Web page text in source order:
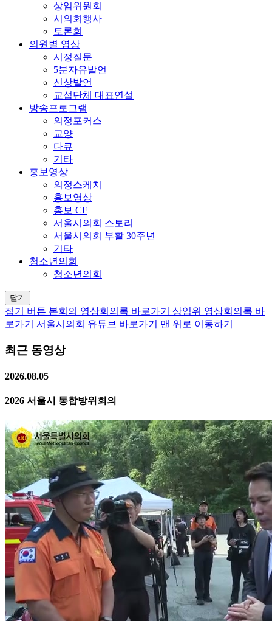
상임위원회
시의회행사
토론회
의원별 영상
시정질문
5분자유발언
신상발언
교섭단체 대표연설
방송프로그램
의정포커스
교양
다큐
기타
홍보영상
의정스케치
홍보영상
홍보 CF
서울시의회 스토리
서울시의회 부활 30주년
기타
청소년의회
청소년의회
닫기
접기 버튼 본회의 영상회의록 바로가기
상임위 영상회의록 바
로가기
서울시의회 유튜브 바로가기 맨 위로 이동하기
최근 동영상
2026.08.05
2026 서울시 통합방위회의